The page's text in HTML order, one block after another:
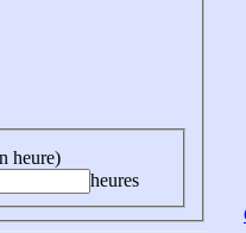
heure)
heures